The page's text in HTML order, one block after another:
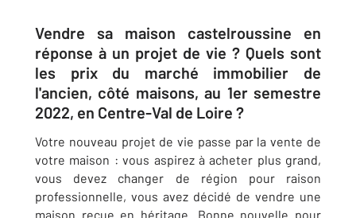
Vendre sa maison castelroussine en
réponse à un projet de vie ? Quels sont
les prix du marché immobilier de
l'ancien, côté maisons, au 1er semestre
2022, en Centre-Val de Loire ?
Votre nouveau projet de vie passe par la vente de
votre maison : vous aspirez à acheter plus grand,
vous devez changer de région pour raison
professionnelle, vous avez décidé de vendre une
maison reçue en héritage. Bonne nouvelle pour